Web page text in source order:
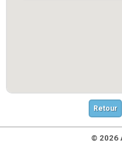
Retour
© 2026